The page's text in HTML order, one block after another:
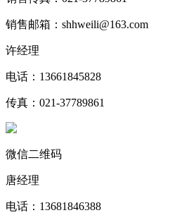
销售邮箱：shhweili@163.com
许经理
电话：13661845828
传真：021-37789861
微信二维码
唐经理
电话：13681846388